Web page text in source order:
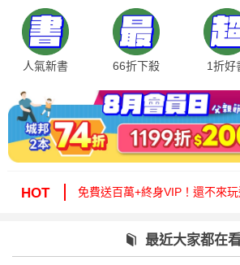
人氣新書 66折下殺 1折好
HOT
絕版35折，年度唯一！快來周
周年慶1折起！滿額再減15%送6
最近大家都在